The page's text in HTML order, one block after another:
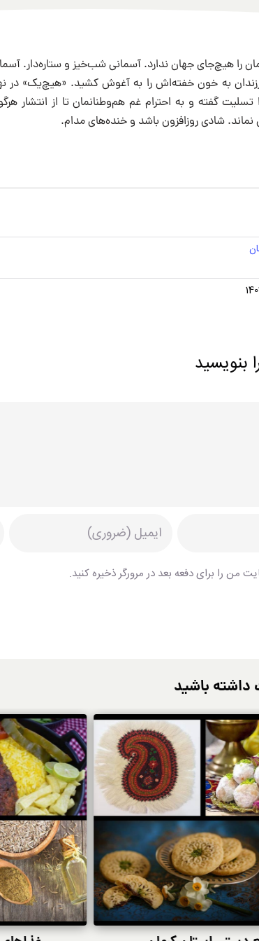
را هیچ‌‌جای جهان ندارد. آسمانی شب‌خیز و ستاره‌دار‌.
به خون خفته‌اش را به آغوش کشید. «هیچ‌یک» در
تسلیت گفته و به احترام غم هم‌وطنانمان تا از انتشار
شادی روزافزون باشد و خنده‌های مدام.
بنویسید
من را برای دفعه بعد در مرورگر ذخیره کنید.
باشید